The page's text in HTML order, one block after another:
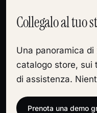
Collegalo al tuo
Una panoramica
catalogo store, sui
di assistenza.
Prenota una demo